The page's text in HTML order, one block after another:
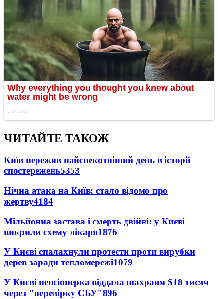
ЧИТАЙТЕ ТАКОЖ
Київ пережив найспекотніший день в історії
спостережень5353
Нічна атака на Київ: стало відомо про
жертву4184
Мільйонна застава і смерть двійні: у Києві
викрили схему лікаря1876
У Києві спалахнули протести проти вирубки
дерев заради тепломережі1079
У Києві пенсіонерка віддала шахраям $18 тисяч
через "перевірку СБУ"896